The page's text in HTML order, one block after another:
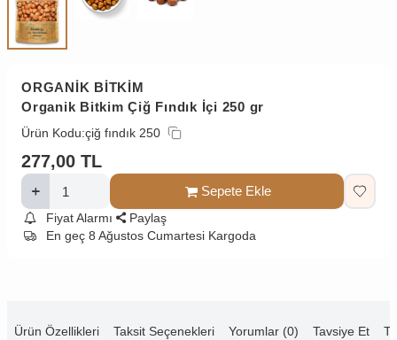
ORGANİK BİTKİM
Organik Bitkim Çiğ Fındık İçi 250 gr
Ürün Kodu:çiğ fındık 250
277,00 TL
Sepete Ekle
Fiyat Alarmı
Paylaş
En geç 8 Ağustos Cumartesi Kargoda
Ürün Özellikleri Taksit Seçenekleri Yorumlar (0) Tavsiye Et